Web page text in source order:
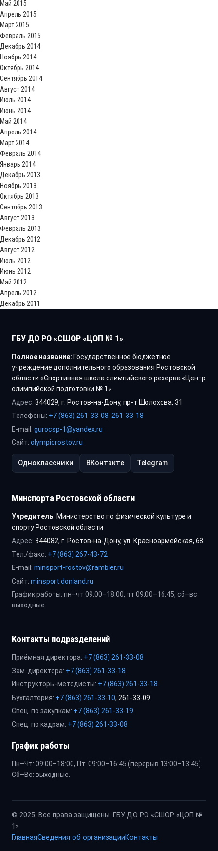
Май 2015
Апрель 2015
Март 2015
Февраль 2015
Декабрь 2014
Ноябрь 2014
Октябрь 2014
Сентябрь 2014
Август 2014
Июль 2014
Июнь 2014
Май 2014
Апрель 2014
Март 2014
Февраль 2014
Январь 2014
Декабрь 2013
Ноябрь 2013
Октябрь 2013
Сентябрь 2013
Август 2013
Февраль 2013
Декабрь 2012
Август 2012
Июль 2012
Июнь 2012
Май 2012
Апрель 2012
Декабрь 2011
ГБУ ДО РО «СШОР «ЦОП № 1»
Полное название: Государственное бюджетное
учреждение дополнительного образования Ростовской
области «Спортивная школа олимпийского резерва «Центр
олимпийской подготовки № 1».
Адрес: 344029, г. Ростов-на-Дону, пр-т Шолохова, 31
Телефоны: +7 (863) 261-33-08, 261-33-18
E-mail: gurocsp-1@yandex.ru
Сайт: olympicrostov.ru
Одноклассники ВКонтакте Telegram
Минспорта Ростовской области
Учредитель: Министерство по физической культуре и
спорту Ростовской области
Адрес: 344082, г. Ростов-на-Дону, ул. Красноармейская, 68
Тел./факс: +7 (863) 267-43-72
E-mail: minsport-rostov@rambler.ru
Сайт: minsport.donland.ru
График работы: пн–чт 09:00–18:00, пт 09:00–16:45, сб–вс
выходные.
Контакты подразделений
Приёмная директора: +7 (863) 261-33-08
Зам. директора: +7 (863) 261-33-18
Инструкторы-методисты: +7 (863) 261-33-18
Бухгалтерия: +7 (863) 261-33-10, 261-33-09
Спец. по закупкам: +7 (863) 261-33-19
Спец. по кадрам: +7 (863) 261-33-08
График работы
Пн–Чт: 09:00–18:00, Пт: 09:00–16:45 (перерыв 13:00–13:45).
Сб–Вс: выходные.
© 2025. Все права защищены. ГБУ ДО РО «СШОР «ЦОП №
1»
ГлавнаяСведения об организацииКонтакты